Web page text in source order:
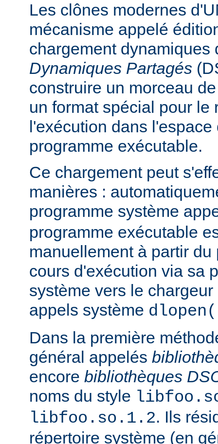
Les clônes modernes
mécanisme appelé
chargement dynamiques
Dynamiques Partagés
construire un morceau
un format spécial pour le
l'exécution dans
programme exécutable.
Ce chargement peut
manières :
programme système
programme exécutable
manuellement à partir du
cours d'exécution via sa
système vers le
appels système
Dans la première
général appelés
encore bibliothèques
noms du style
libfoo.so.1.2. Ils
répertoire système (en